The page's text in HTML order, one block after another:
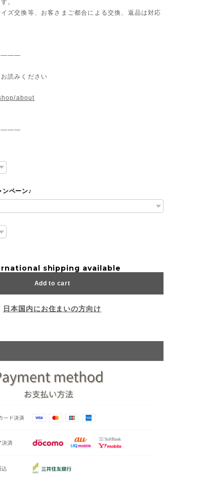
。
イズ交換等、お客さまご都合による交換、返品は対応
読みください
about
ペーン♪
shipping available
Add to cart
日本国内にお住まいの方向け